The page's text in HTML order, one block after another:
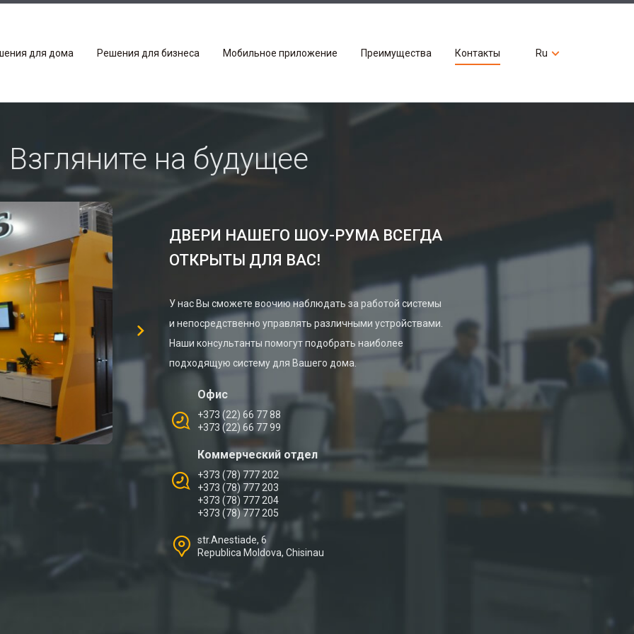
Ru
для дома Решения для бизнеса Мобильное приложение Преимущества Контакты
Взгляните на будущее
ДВЕРИ НАШЕГО ШОУ-РУМА ВСЕГДА
ОТКРЫТЫ ДЛЯ ВАС!
У нас Вы сможете воочию наблюдать за работой системы
и непосредственно управлять различными устройствами.
Наши консультанты помогут подобрать наиболее
подходящую систему для Вашего дома.
Офис
+373 (22) 66 77 88
+373 (22) 66 77 99
Коммерческий отдел
+373 (78) 777 202
+373 (78) 777 203
+373 (78) 777 204
+373 (78) 777 205
str.Anestiade, 6
Republica Moldova, Chisinau